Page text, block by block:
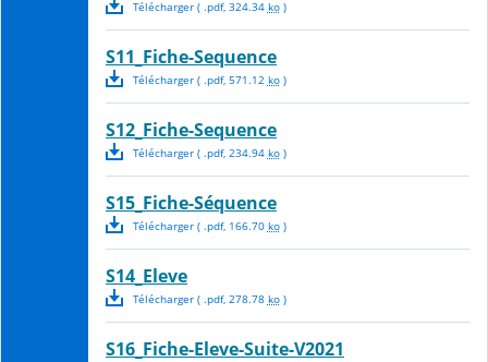
Télécharger( .pdf, 324.34 ko)
S11_Fiche-Sequence
Télécharger( .pdf, 571.12 ko)
S12_Fiche-Sequence
Télécharger( .pdf, 234.94 ko)
S15_Fiche-Séquence
Télécharger( .pdf, 166.70 ko)
S14_Eleve
Télécharger( .pdf, 278.78 ko)
S16_Fiche-Eleve-Suite-V2021